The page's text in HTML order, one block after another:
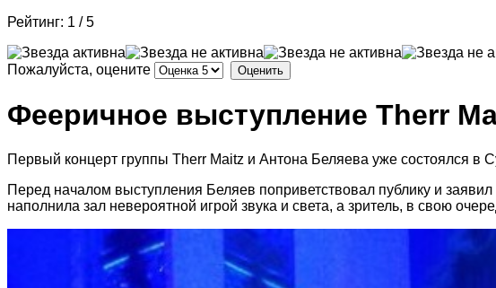
Рейтинг: 1 /5
Пожалуйста, оцените
Фееричное выступление Therr
Первый концерт группы Therr Maitz и Антона Беляева уже состоялся в
Перед началом выступления Беляев поприветствовал публику и
наполнила зал невероятной игрой звука и света, а зритель, в свою